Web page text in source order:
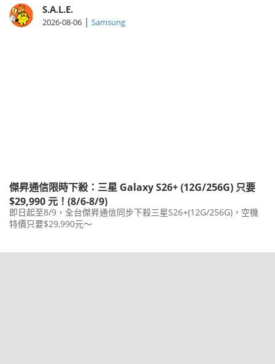
S.A.L.E.
2026-08-06 | Samsung
傑昇通信限時下殺：三星 Galaxy S26+ (12G/256G) 只要
$29,990 元！(8/6-8/9)
即日起至8/9，全台傑昇通信同步下殺三星S26+(12G/256G)，空機
特價只要$29,990元～